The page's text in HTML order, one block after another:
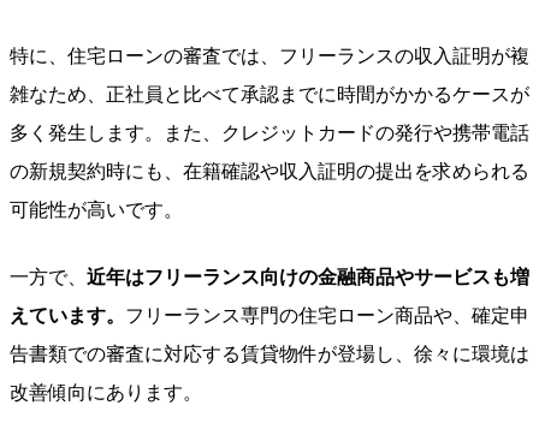
特に、住宅ローンの審査では、フリーランスの収入証明が複
雑なため、正社員と比べて承認までに時間がかかるケースが
多く発生します。また、クレジットカードの発行や携帯電話
の新規契約時にも、在籍確認や収入証明の提出を求められる
可能性が高いです。
一方で、 近年はフリーランス向けの金融商品やサービスも増
えています。 フリーランス専門の住宅ローン商品や、確定申
告書類での審査に対応する賃貸物件が登場し、徐々に環境は
改善傾向にあります。